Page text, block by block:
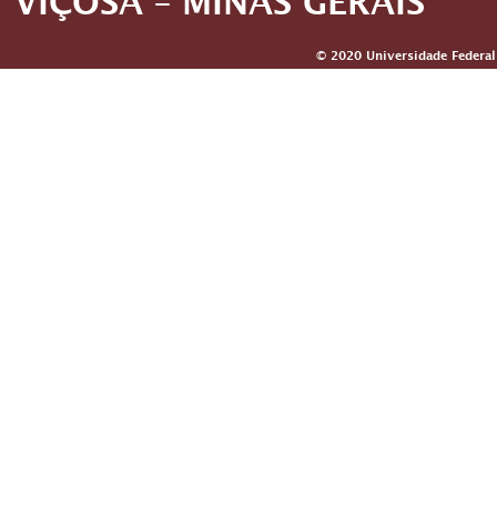
© 2020 Universidade